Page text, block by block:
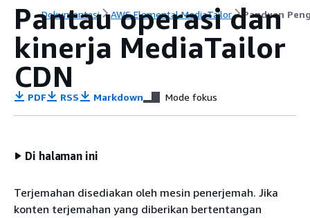
Dokumentasi AWS Elemental MediaTailor Panduan
Pantau operasi dan
kinerja MediaTailor
CDN
PDF RSS Markdown Mode fokus
Di halaman ini
Terjemahan disediakan oleh mesin penerjemah. Jika
konten terjemahan yang diberikan bertentangan